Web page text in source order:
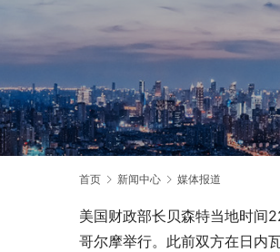
首页 新闻中心 媒体报道
美国财政部长贝森特当地时间
哥尔摩举行。此前双方在日内